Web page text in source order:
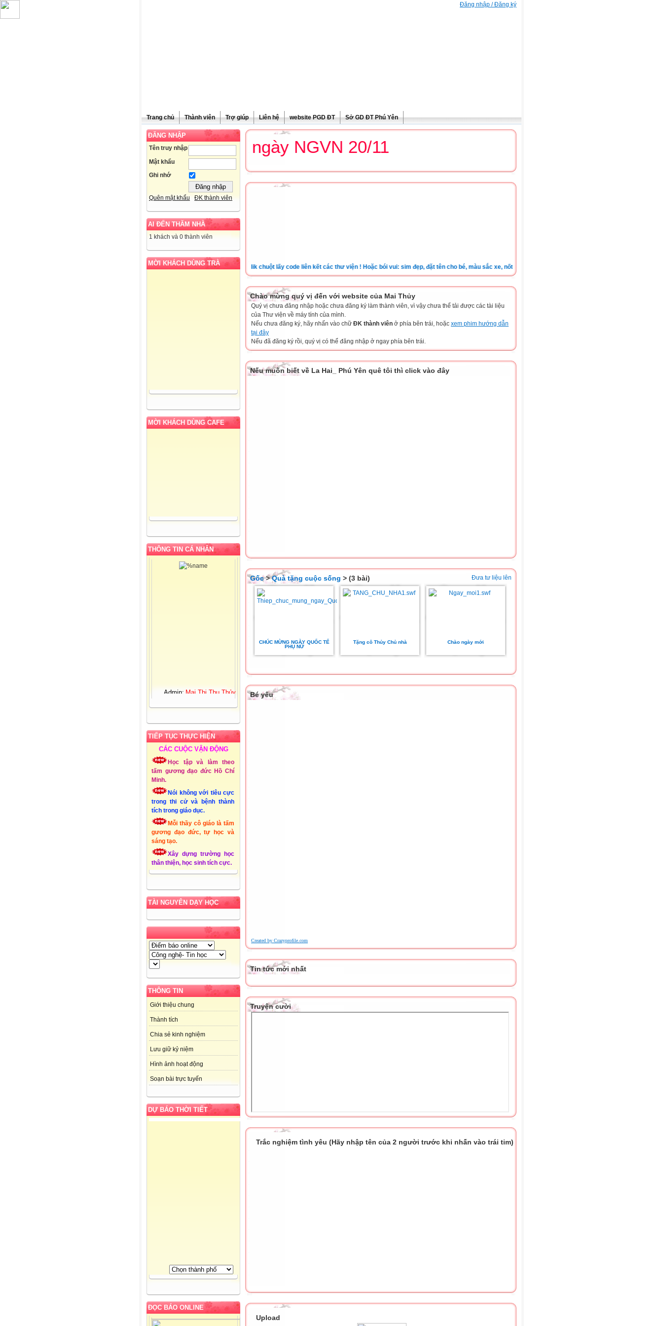
Đăng nhập / Đăng ký
Trang chủ Thành viên Trợ giúp Liên hệ website PGD ĐT Sở GD ĐT Phú Yên
ĐĂNG NHẬP
Tên truy nhập
Mật khẩu
Ghi nhớ
Quên mật khẩu ĐK thành viên
AI ĐẾN THĂM NHÀ
1 khách và 0 thành viên
MỜI KHÁCH DÙNG TRÀ
MỜI KHÁCH DÙNG CAFE
THÔNG TIN CÁ NHÂN
Giới tính: Nữ
Đơn vị CT: Trường Tiểu
Chuyên môn: Lớp 1
Địa chỉ: Xuân Quang 3 -
Đồng Xuân - Phú Yên
Liên hệ Email:
mttthuy.th.xquang3.dx@phuyen.edu.vn.
ĐT:
Lập Website: 15/10/2011
TIẾP TỤC THỰC HIỆN
CÁC CUỘC VẬN ĐỘNG
Học tập và làm theo
tấm gương đạo đức Hồ Chí
Minh.
Nói không với tiêu cực
trong thi cử và bệnh thành
tích trong giáo dục.
Mỗi thầy cô giáo là tấm
gương đạo đức, tự học và
sáng tạo.
Xây dựng trường học
thân thiện, học sinh tích cực.
TÀI NGUYÊN DẠY HỌC
THÔNG TIN
Giới thiệu chung
Thành tích
Chia sẻ kinh nghiệm
Lưu giữ kỷ niệm
Hình ảnh hoạt động
Soạn bài trực tuyến
DỰ BÁO THỜI TIẾT
ĐỌC BÁO ONLINE
Chúc mừng ngày NGVN 20/11
Clik chuột lấy code liên kết các thư viện ! Hoặc bói vui: sim đẹp, đặt tên cho bé, màu sắc xe, nốt ruồi, xem tuổi.v.v.v )
Chào mừng quý vị đến với website của Mai Thủy
Quý vị chưa đăng nhập hoặc chưa đăng ký làm thành viên, vì vậy chưa thể tải được các tài liệu
của Thư viện về máy tính của mình.
Nếu chưa đăng ký, hãy nhấn vào chữ ĐK thành viên ở phía bên trái, hoặc xem phim hướng dẫn
tại đây
Nếu đã đăng ký rồi, quý vị có thể đăng nhập ở ngay phía bên trái.
Nếu muốn biết về La Hai_ Phú Yên quê tôi thì click vào đây
Đưa tư liệu lên
Gốc>Quà tặng cuộc sống > (3 bài)
CHÚC MỪNG NGÀY QUỐC TẾ
PHỤ NỮ
Tặng cô Thủy Chủ nhà Chào ngày mới
Bé yêu
Created by Crazyprofile.com
Tin tức mới nhất
Truyện cười
Trắc nghiệm tình yêu (Hãy nhập tên của 2 người trước khi nhấn vào trái tim)
Upload